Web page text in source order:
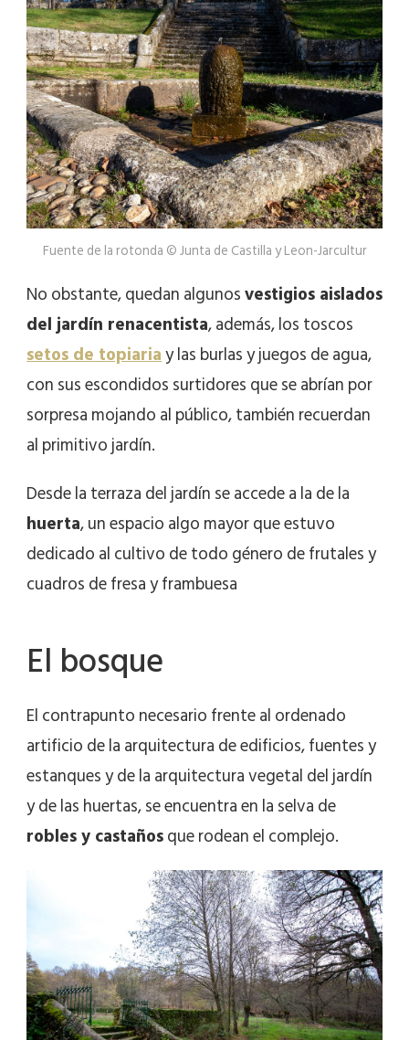
Fuente de la rotonda © Junta de Castilla y Leon-Jarcultur
No obstante, quedan algunosvestigios aislados
del jardín renacentista, además, los toscos
setos de topiariay las burlas y juegos de agua,
con sus escondidos surtidores que se abrían por
sorpresa mojando al público, también recuerdan
al primitivo jardín.
Desde la terraza del jardín se accede a la de la
huerta, un espacio algo mayor que estuvo
dedicado al cultivo de todo género de frutales y
cuadros de fresa y frambuesa
El bosque
El contrapunto necesario frente al ordenado
artificio de la arquitectura de edificios, fuentes y
estanques y de la arquitectura vegetal del jardín
y de las huertas, se encuentra en la selva de
robles y castañosque rodean el complejo.